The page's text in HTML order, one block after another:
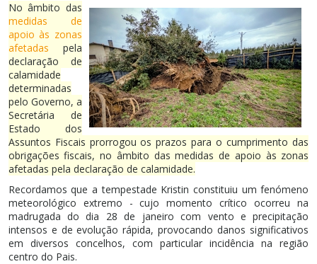
No âmbito das
medidas de
apoio às zonas
afetadas pela
declaração de
calamidade
determinadas
pelo Governo, a
Secretária de
Estado dos
Assuntos Fiscais prorrogou os prazos para o cumprimento das
obrigações fiscais, no âmbito das medidas de apoio às zonas
afetadas pela declaração de calamidade.
Recordamos que a tempestade Kristin constituiu um fenómeno
meteorológico extremo - cujo momento crítico ocorreu na
madrugada do dia 28 de janeiro com vento e precipitação
intensos e de evolução rápida, provocando danos significativos
em diversos concelhos, com particular incidência na região
centro do Pais.